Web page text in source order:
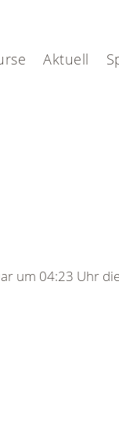
Aktuell
um 04:23 Uhr